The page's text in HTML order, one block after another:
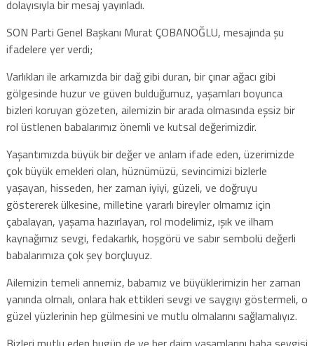
dolayısıyla bir mesaj yayınladı.
SON Parti Genel Başkanı Murat ÇOBANOĞLU, mesajında şu
ifadelere yer verdi;
Varlıkları ile arkamızda bir dağ gibi duran, bir çınar ağacı gibi
gölgesinde huzur ve güven bulduğumuz, yaşamları boyunca
bizleri koruyan gözeten, ailemizin bir arada olmasında eşsiz bir
rol üstlenen babalarımız önemli ve kutsal değerimizdir.
Yaşantımızda büyük bir değer ve anlam ifade eden, üzerimizde
çok büyük emekleri olan, hüznümüzü, sevincimizi bizlerle
yaşayan, hisseden, her zaman iyiyi, güzeli, ve doğruyu
göstererek ülkesine, milletine yararlı bireyler olmamız için
çabalayan, yaşama hazırlayan, rol modelimiz, ışık ve ilham
kaynağımız sevgi, fedakarlık, hoşgörü ve sabır sembolü değerli
babalarımıza çok şey borçluyuz.
Ailemizin temeli annemiz, babamız ve büyüklerimizin her zaman
yanında olmalı, onlara hak ettikleri sevgi ve saygıyı göstermeli, o
güzel yüzlerinin hep gülmesini ve mutlu olmalarını sağlamalıyız.